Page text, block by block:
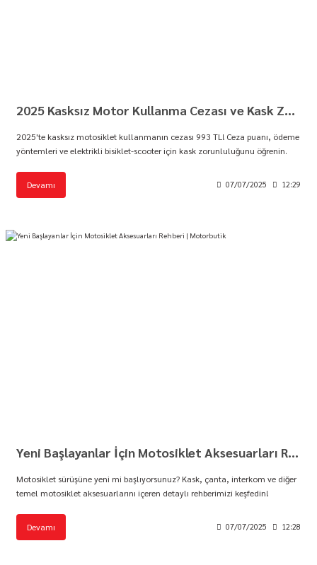
2025 Kasksız Motor Kullanma Cezası ve Kask Zorunluluğu | Motorbutik
2025'te kasksız motosiklet kullanmanın cezası 993 TL! Ceza puanı, ödeme
yöntemleri ve elektrikli bisiklet-scooter için kask zorunluluğunu öğrenin.
Devamı 07/07/2025 12:29
Yeni Başlayanlar İçin Motosiklet Aksesuarları Rehberi | Motorbutik
Motosiklet sürüşüne yeni mi başlıyorsunuz? Kask, çanta, interkom ve diğer
temel motosiklet aksesuarlarını içeren detaylı rehberimizi keşfedin!
Devamı 07/07/2025 12:28